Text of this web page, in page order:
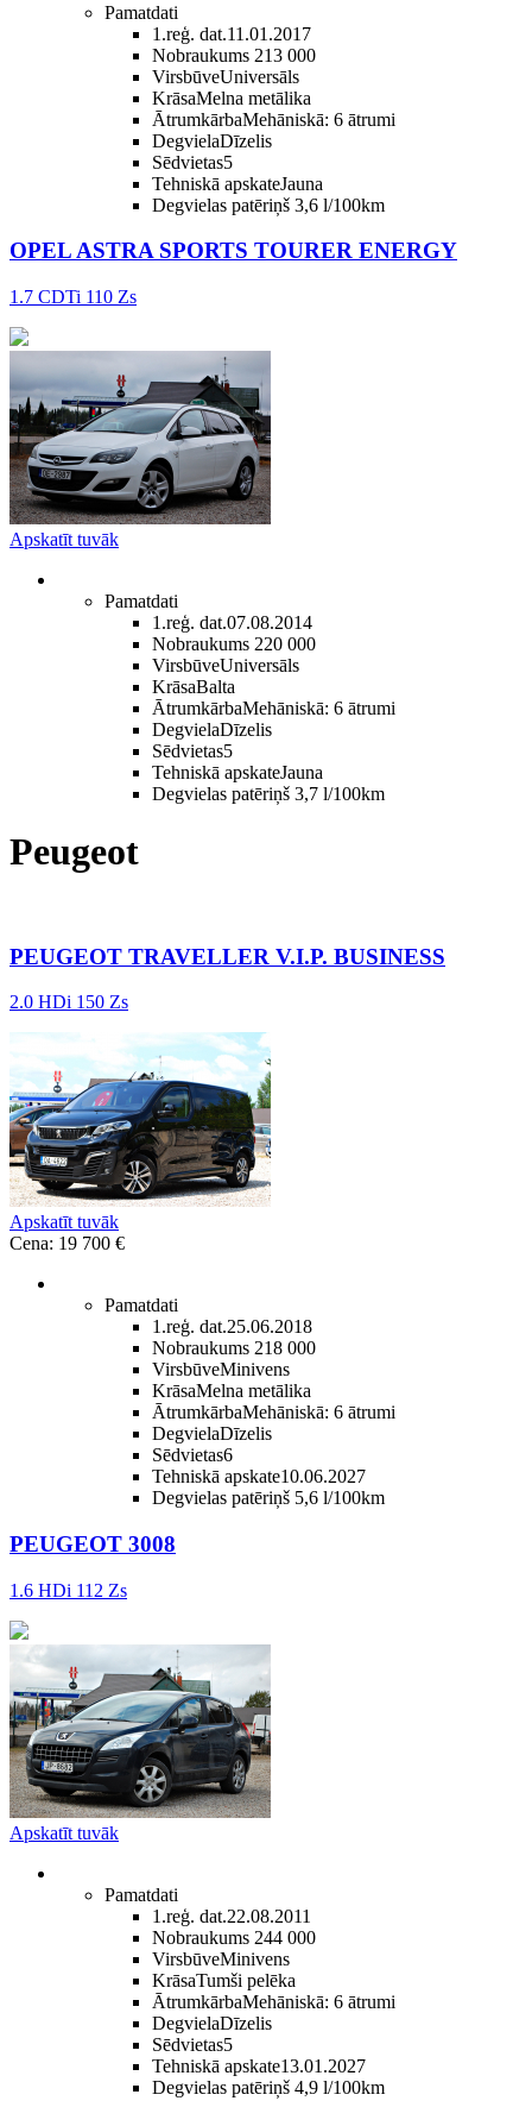
Pamatdati
1.reģ. dat.11.01.2017
Nobraukums 213 000
VirsbūveUniversāls
KrāsaMelna metālika
ĀtrumkārbaMehāniskā: 6 ātrumi
DegvielaDīzelis
Sēdvietas5
Tehniskā apskateJauna
Degvielas patēriņš 3,6 l/100km
OPEL ASTRA SPORTS TOURER ENERGY
1.7 CDTi 110 Zs
Apskatīt tuvāk
Pamatdati
1.reģ. dat.07.08.2014
Nobraukums 220 000
VirsbūveUniversāls
KrāsaBalta
ĀtrumkārbaMehāniskā: 6 ātrumi
DegvielaDīzelis
Sēdvietas5
Tehniskā apskateJauna
Degvielas patēriņš 3,7 l/100km
Peugeot
PEUGEOT TRAVELLER V.I.P. BUSINESS
2.0 HDi 150 Zs
Apskatīt tuvāk
Cena: 19 700 €
Pamatdati
1.reģ. dat.25.06.2018
Nobraukums 218 000
VirsbūveMinivens
KrāsaMelna metālika
ĀtrumkārbaMehāniskā: 6 ātrumi
DegvielaDīzelis
Sēdvietas6
Tehniskā apskate10.06.2027
Degvielas patēriņš 5,6 l/100km
PEUGEOT 3008
1.6 HDi 112 Zs
Apskatīt tuvāk
Pamatdati
1.reģ. dat.22.08.2011
Nobraukums 244 000
VirsbūveMinivens
KrāsaTumši pelēka
ĀtrumkārbaMehāniskā: 6 ātrumi
DegvielaDīzelis
Sēdvietas5
Tehniskā apskate13.01.2027
Degvielas patēriņš 4,9 l/100km